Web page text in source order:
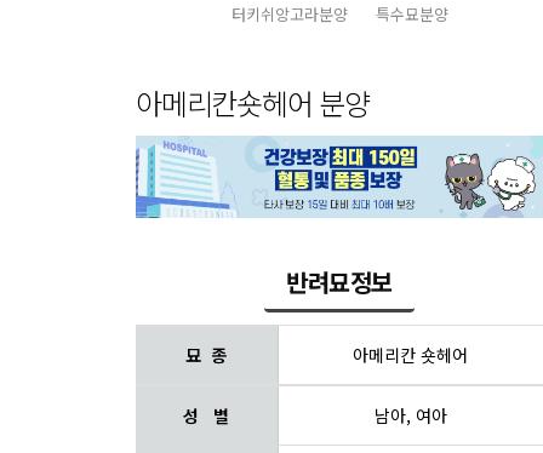
터키쉬앙고라분양
특수묘분양
아메리칸숏헤어 분양
반려묘정보
묘 종 아메리칸 숏헤어
성 별 남아, 여아